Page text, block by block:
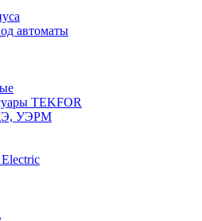
автоматы
TEKFOR
УЭРМ